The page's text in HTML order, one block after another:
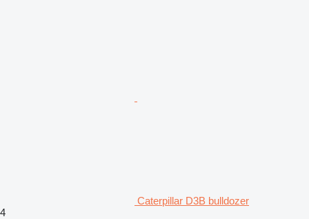
Caterpillar D3B bulldozer
4